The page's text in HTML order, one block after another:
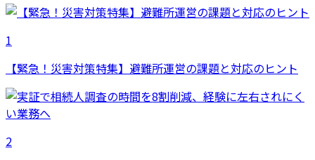
1
【緊急！災害対策特集】避難所運営の課題と対応のヒント
2